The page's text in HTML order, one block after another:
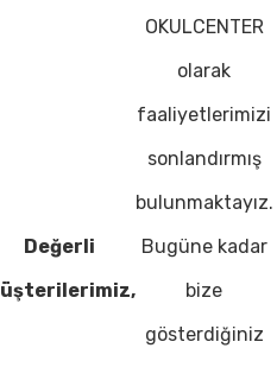
Değerli
OKULCENTER
olarak
faaliyetlerimizi
sonlandırmış
bulunmaktayız.
Bugüne kadar
bize
gösterdiğiniz